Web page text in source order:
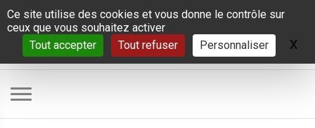
Panneau de gestion des cookies
Ce site utilise des cookies et vous donne le contrôle sur
ceux que vous souhaitez activer
Tout accepter
Tout refuser Personnaliser X